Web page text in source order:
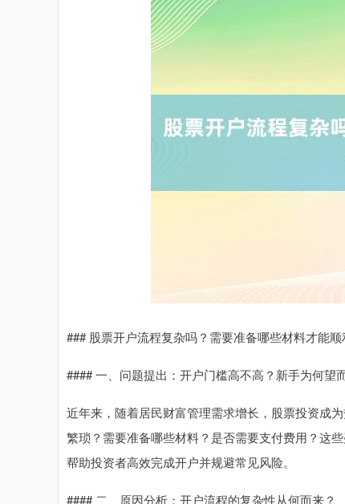
### 股票开户流程复杂吗？需要准备哪些材料才能顺
#### 一、问题提出：开户门槛高不高？新手为何望
近年来，随着居民财富管理需求增长，股票投资成
繁琐？需要准备哪些材料？是否需要支付费用？这
帮助投资者高效完成开户并规避常见风险。
#### 二、原因分析：开户流程的复杂性从何而来？